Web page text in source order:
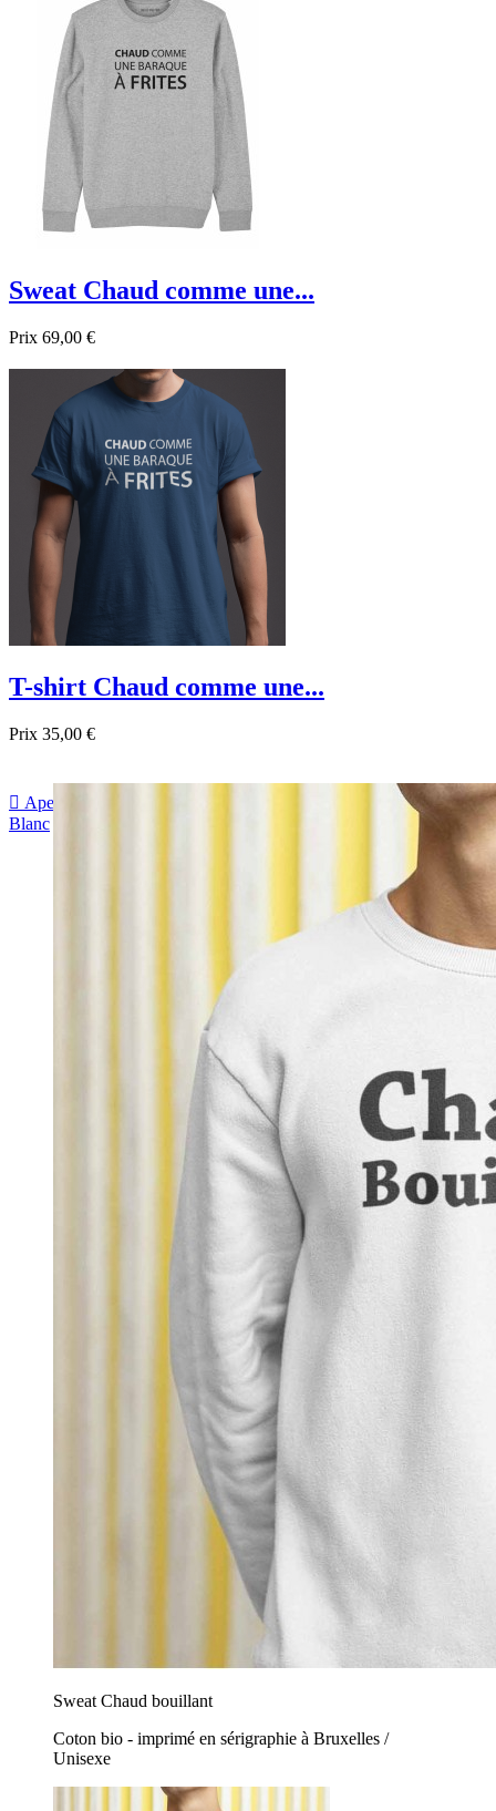
Aperçu rapide
Sweat Chaud comme une...
Prix 69,00 €
Aperçu rapide
Noir Bleu foncé
T-shirt Chaud comme une...
Prix 35,00 €
 Aperçu rapide
Blanc
Sweat Chaud bouillant
Coton bio - imprimé en sérigraphie à Bruxelles /
Unisexe